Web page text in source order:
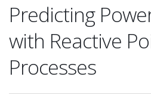
Predicting
with Reactive
Processes